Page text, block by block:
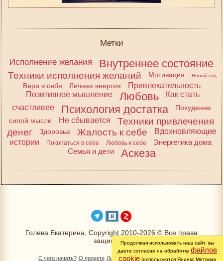
Метки
Исполнение желания
Внутреннее состояние
Техники исполнения желаний Мотивация Новый год
Вера в себя Личная энергия
Привлекательность
Позитивное мышление
Любовь
Как стать
счастливее
Психология достатка
Похудение
силой мысли
Не сбывается
Техники привлечения
денег
Здоровье Жалость к себе
Вдохновляющие
истории
Покопаться в себе Любовь к себе
Энергетика дома
Семья и дети
Аскеза
Голева Екатерина, Copyright 2010-2026 © Все права
защищены
С чего начать? О проекте Личный раздел Книга Желаний
Продолжая использовать наш сайт, вы
даете согласие на обработку файлов
cookie (используются Яндекс.Метрика